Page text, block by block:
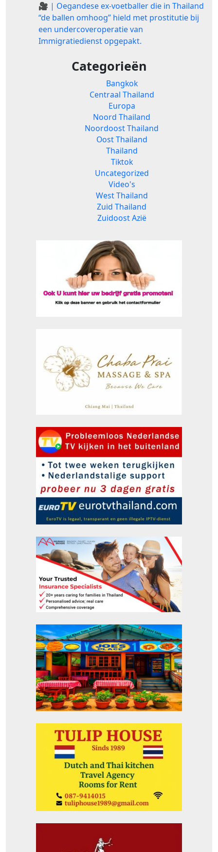
🎥 | Oegandese ex-voetballer die in Thailand
“de ballen omhoog” hield met prostitutie bij
een undercoveroperatie van
Immigratiedienst opgepakt.
Categorieën
Bangkok
Centraal Thailand
Europa
Noord Thailand
Noordoost Thailand
Oost Thailand
Thailand
Tiktok
Uncategorized
Video's
West Thailand
Zuid Thailand
Zuidoost Azië